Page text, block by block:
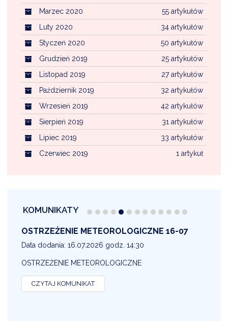
55 artykułów
Marzec 2020
34 artykułów
Luty 2020
50 artykułów
Styczeń 2020
25 artykułów
Grudzień 2019
27 artykułów
Listopad 2019
32 artykułów
Październik 2019
42 artykułów
Wrzesień 2019
31 artykułów
Sierpień 2019
33 artykułów
Lipiec 2019
1 artykuł
Czerwiec 2019
KOMUNIKATY
OSTRZEŻENIE METEOROLOGICZNE 16-07
Data dodania: 16.07.2026 godz. 14:30
OSTRZEŻENIE METEOROLOGICZNE
CZYTAJ KOMUNIKAT